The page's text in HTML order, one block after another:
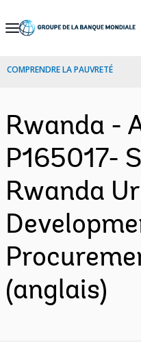
Skip
Navigation
COMPRENDRE LA PAUVRETÉ
Rwanda -
P165017-
Rwanda
(anglais)